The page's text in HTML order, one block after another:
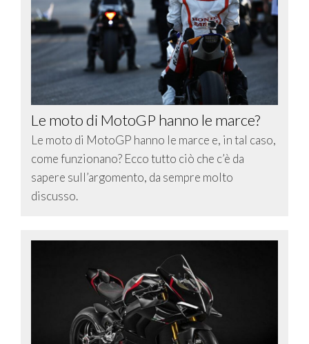
Le moto di MotoGP hanno le marce?
Le moto di MotoGP hanno le marce e, in tal caso,
come funzionano? Ecco tutto ciò che c’è da
sapere sull’argomento, da sempre molto
discusso.